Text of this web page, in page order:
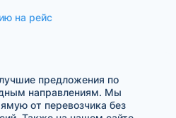
на рейс
предложения по
направлениям. Мы
от перевозчика без